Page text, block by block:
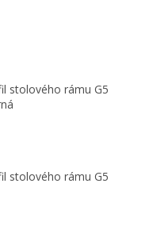
stolového rámu G5
stolového rámu G5